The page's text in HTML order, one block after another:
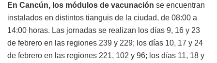
En Cancún, los módulos de vacunación se encuentran
instalados en distintos tianguis de la ciudad, de 08:00 a
14:00 horas. Las jornadas se realizan los días 9, 16 y 23
de febrero en las regiones 239 y 229; los días 10, 17 y 24
de febrero en las regiones 221, 102 y 96; los días 11, 18 y